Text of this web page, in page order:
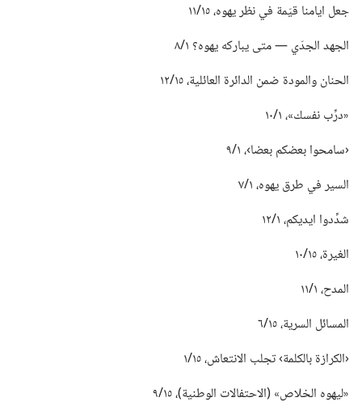
جعل ايامنا قيّمة في نظر يهوه،‏ ١٥/‏١١
الجهد الجدّي —‏ متى يباركه يهوه؟‏ ١/‏٨
الحنان والمودة ضمن الدائرة العائلية،‏ ١٥/‏١٢
‏«درِّب نفسك»،‏ ١/‏١٠
‏‹سامحوا بعضكم بعضا›،‏ ١/‏٩
السير في طرق يهوه،‏ ١/‏٧
شدِّدوا ايديكم،‏ ١/‏١٢
الغيرة،‏ ١٥/‏١٠
المدح،‏ ١/‏١١
المسائل السرية،‏ ١٥/‏٦
‏‹الكرازة بالكلمة› تجلب الانتعاش،‏ ١٥/‏١
‏«ليهوه الخلاص» (‏الاحتفالات الوطنية)‏،‏ ١٥/‏٩